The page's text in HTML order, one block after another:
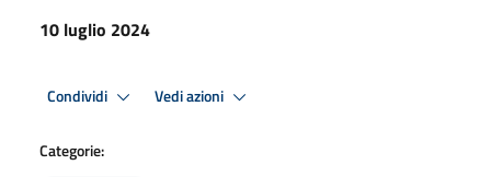
10 luglio 2024
Condividi Vedi azioni
Categorie: